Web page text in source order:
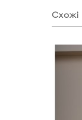
Схожі